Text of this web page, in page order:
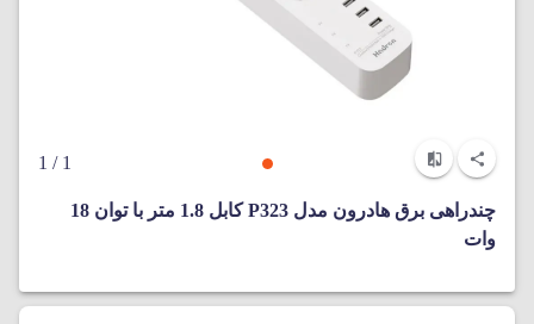
1
/ 1
چندراهی برق هادرون مدل P323 کابل 1.8 متر با توان 18
وات